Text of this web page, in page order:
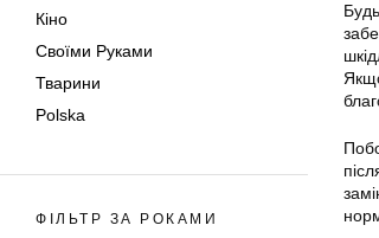
Кіно
Своїми Руками
Тварини
Polska
ФІЛЬТР ЗА РОКАМИ